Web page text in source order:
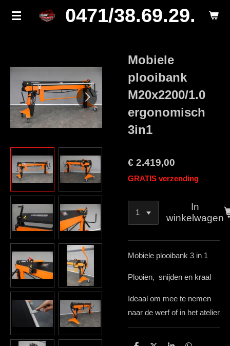
Ga
hoofdinhoud
0471/38.69.29.
Mobiele
plooibank
M20x2200/1.0
ergonomisch
3in1
€ 2.419,00
GRATIS verzending
In
winkelwagen
Mobiele plooibank 3 in 1
Plooien, snijden en kraal
Ideaal om mee te nemen
naar de werf of in het atelier